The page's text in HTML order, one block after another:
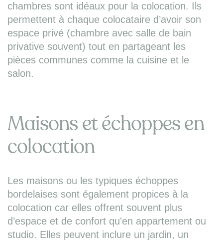
chambres sont idéaux pour la colocation. Ils
permettent à chaque colocataire d’avoir son
espace privé (chambre avec salle de bain
privative souvent) tout en partageant les
pièces communes comme la cuisine et le
salon.
Maisons et échoppes en
colocation
Les maisons ou les typiques échoppes
bordelaises sont également propices à la
colocation car elles offrent souvent plus
d’espace et de confort qu'en appartement ou
studio. Elles peuvent inclure un jardin, un